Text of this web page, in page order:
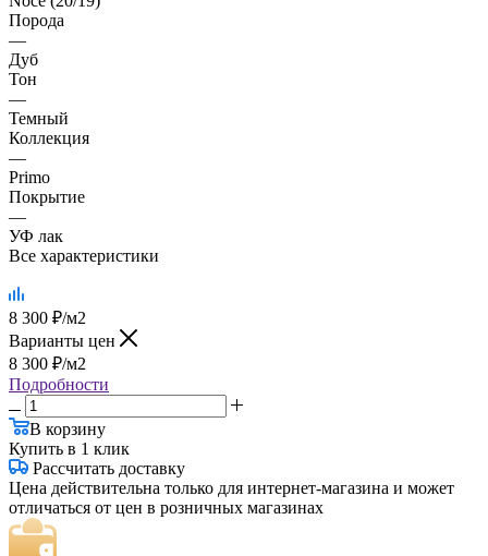
Порода
—
Дуб
Тон
—
Темный
Коллекция
—
Primo
Покрытие
—
УФ лак
Все характеристики
8 300 ₽/м2
Варианты цен
8 300 ₽/м2
Подробности
В корзину
Купить в 1 клик
Рассчитать доставку
Цена действительна только для интернет-магазина и может
отличаться от цен в розничных магазинах